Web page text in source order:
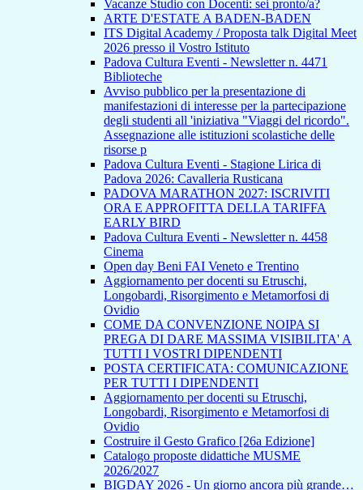
Vacanze Studio con Docenti: sei pronto/a?
ARTE D'ESTATE A BADEN-BADEN
ITS Digital Academy / Proposta talk Digital Meet
2026 presso il Vostro Istituto
Padova Cultura Eventi - Newsletter n. 4471
Biblioteche
Avviso pubblico per la presentazione di
manifestazioni di interesse per la partecipazione
degli studenti all 'iniziativa "Viaggi del ricordo".
Assegnazione alle istituzioni scolastiche delle
risorse p
Padova Cultura Eventi - Stagione Lirica di
Padova 2026: Cavalleria Rusticana
PADOVA MARATHON 2027: ISCRIVITI
ORA E APPROFITTA DELLA TARIFFA
EARLY BIRD
Padova Cultura Eventi - Newsletter n. 4458
Cinema
Open day Beni FAI Veneto e Trentino
Aggiornamento per docenti su Etruschi,
Longobardi, Risorgimento e Metamorfosi di
Ovidio
COME DA CONVENZIONE NOIPA SI
PREGA DI DARE MASSIMA VISIBILITA' A
TUTTI I VOSTRI DIPENDENTI
POSTA CERTIFICATA: COMUNICAZIONE
PER TUTTI I DIPENDENTI
Aggiornamento per docenti su Etruschi,
Longobardi, Risorgimento e Metamorfosi di
Ovidio
Costruire il Gesto Grafico [26a Edizione]
Catalogo proposte didattiche MUSME
2026/2027
BIGDAY 2026 - Un giorno ancora più grande…